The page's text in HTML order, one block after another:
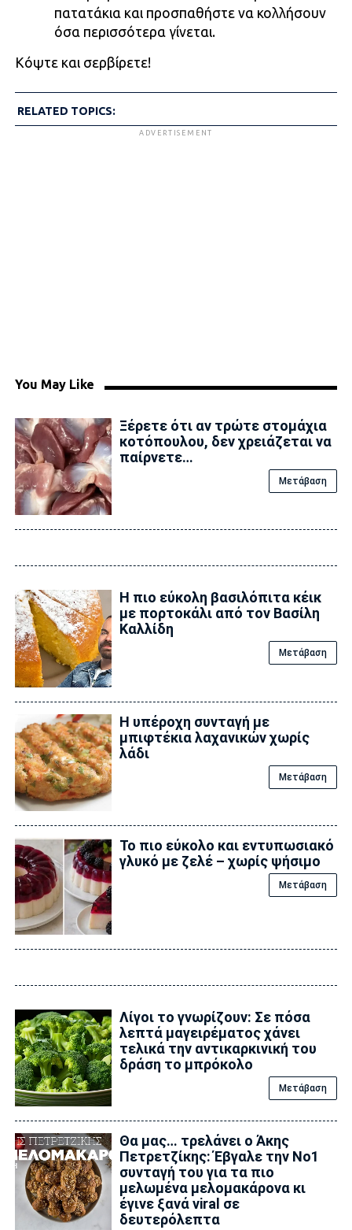
πατατάκια και προσπαθήστε να κολλήσουν
όσα περισσότερα γίνεται.
Κόψτε και σερβίρετε!
RELATED TOPICS:
ADVERTISEMENT
You May Like
Ξέρετε ότι αν τρώτε στομάχια
κοτόπουλου, δεν χρειάζεται να
παίρνετε…
Μετάβαση
Η πιο εύκολη βασιλόπιτα κέικ
με πορτοκάλι από τον Βασίλη
Καλλίδη
Μετάβαση
Η υπέροχη συνταγή με
μπιφτέκια λαχανικών χωρίς
λάδι
Μετάβαση
Το πιο εύκολο και εντυπωσιακό
γλυκό με ζελέ – χωρίς ψήσιμο
Μετάβαση
Λίγοι το γνωρίζουν: Σε πόσα
λεπτά μαγειρέματος χάνει
τελικά την αντικαρκινική του
δράση το μπρόκολο
Μετάβαση
Θα μας… τρελάνει ο Άκης
Πετρετζίκης: Έβγαλε την No1
συνταγή του για τα πιο
μελωμένα μελομακάρονα κι
έγινε ξανά viral σε
δευτερόλεπτα